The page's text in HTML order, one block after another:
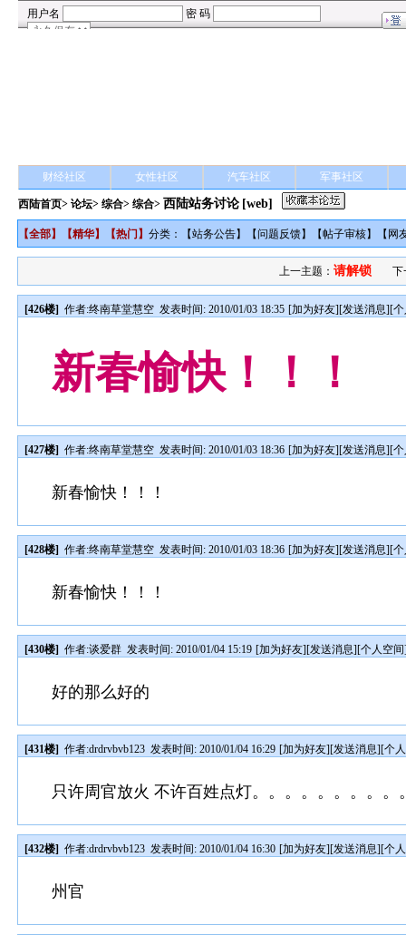
财经社区 女性社区 汽车社区 军事社区
西陆首页>论坛>综合> 综合> 西陆站务讨论 [web]
【全部】【精华】【热门 】分类：【站务公告】【问题反馈】【帖子审核】【 网
上一主题： 请解锁 下
[426楼] 作者:终南草堂慧空 发表时间: 2010/01/03 18:35 [加为好友][发送消息][
新春愉快！！！
[427楼] 作者:终南草堂慧空 发表时间: 2010/01/03 18:36 [加为好友][发送消息][
新春愉快！！！
[428楼] 作者:终南草堂慧空 发表时间: 2010/01/03 18:36 [加为好友][发送消息][
新春愉快！！！
[430楼] 作者:谈爱群 发表时间: 2010/01/04 15:19 [加为好友][发送消息][个人空间
好的那么好的
[431楼] 作者:drdrvbvb123 发表时间: 2010/01/04 16:29 [加为好友][发送消息][个
只许周官放火 不许百姓点灯。。。。。。。。。
[432楼] 作者:drdrvbvb123 发表时间: 2010/01/04 16:30 [加为好友][发送消息][个
州官